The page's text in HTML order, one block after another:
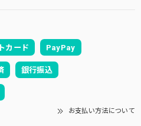
カード PayPay
銀行振込
お支払い方法について